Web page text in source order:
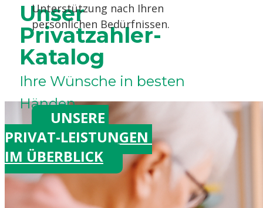
Unser
Privatzahler-
Katalog
Ihre Wünsche in besten
Händen
UNSERE
PRIVAT-LEISTUNGEN
IM ÜBERBLICK
Unterstützung nach Ihren
persönlichen Bedürfnissen.